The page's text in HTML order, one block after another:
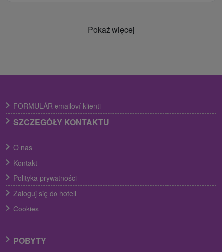
Pokaż więcej
FORMULÁR emailoví klienti
SZCZEGÓŁY KONTAKTU
O nas
Kontakt
Polityka prywatności
Zaloguj się do hoteli
Cookies
POBYTY